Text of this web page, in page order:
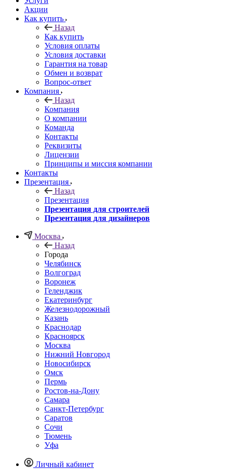
Акции
Как купить
Назад
Как купить
Условия оплаты
Условия доставки
Гарантия на товар
Обмен и возврат
Вопрос-ответ
Компания
Назад
Компания
О компании
Команда
Контакты
Реквизиты
Лицензии
Принципы и миссия компании
Контакты
Презентация
Назад
Презентация
Презентация для строителей
Презентация для дизайнеров
Москва
Назад
Города
Челябинск
Волгоград
Воронеж
Геленджик
Екатеринбург
Железнодорожный
Казань
Краснодар
Красноярск
Москва
Нижний Новгород
Новосибирск
Омск
Пермь
Ростов-на-Дону
Самара
Санкт-Петербург
Саратов
Сочи
Тюмень
Уфа
Личный кабинет